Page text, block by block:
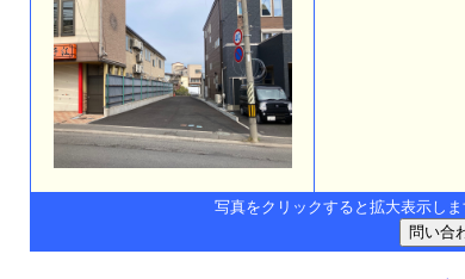
写真をクリックすると拡大表示